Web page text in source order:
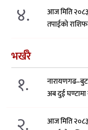
४.
आज मिति
तपाईको
भर्खरै
१.
अब दुई
आज मिति